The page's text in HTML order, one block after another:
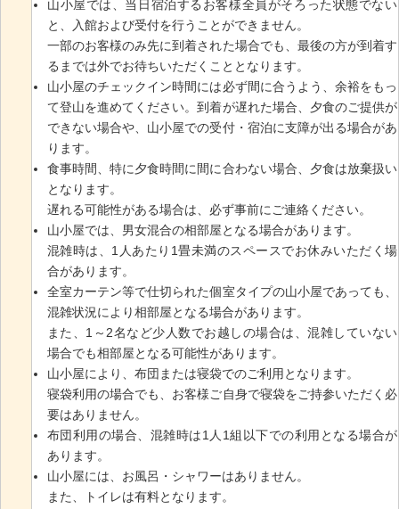
山小屋では、当日宿泊するお客様全員がそろった状態でない
と、入館および受付を行うことができません。
一部のお客様のみ先に到着された場合でも、最後の方が到着す
るまでは外でお待ちいただくこととなります。
山小屋のチェックイン時間には必ず間に合うよう、余裕をもっ
て登山を進めてください。到着が遅れた場合、夕食のご提供が
できない場合や、山小屋での受付・宿泊に支障が出る場合があ
ります。
食事時間、特に夕食時間に間に合わない場合、夕食は放棄扱い
となります。
遅れる可能性がある場合は、必ず事前にご連絡ください。
山小屋では、男女混合の相部屋となる場合があります。
混雑時は、1人あたり1畳未満のスペースでお休みいただく場
合があります。
全室カーテン等で仕切られた個室タイプの山小屋であっても、
混雑状況により相部屋となる場合があります。
また、1～2名など少人数でお越しの場合は、混雑していない
場合でも相部屋となる可能性があります。
山小屋により、布団または寝袋でのご利用となります。
寝袋利用の場合でも、お客様ご自身で寝袋をご持参いただく必
要はありません。
布団利用の場合、混雑時は1人1組以下での利用となる場合が
あります。
山小屋には、お風呂・シャワーはありません。
また、トイレは有料となります。